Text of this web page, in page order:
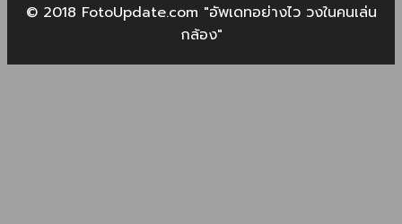
© 2018 FotoUpdate.com "อัพเดทอย่างไว วงในคนเล่น
กล้อง"